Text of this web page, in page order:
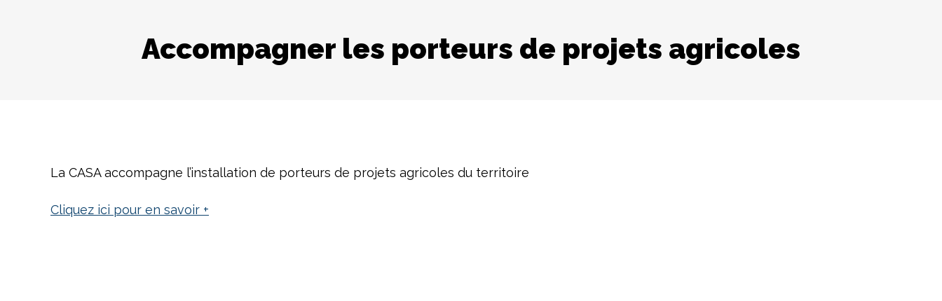
Accompagner les porteurs de projets agricoles
La CASA accompagne l’installation de porteurs de projets agricoles du territoire
Cliquez ici pour en savoir +